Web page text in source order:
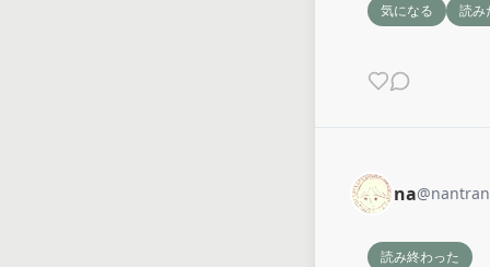
気になる 読み
na@nantran_
読み終わった